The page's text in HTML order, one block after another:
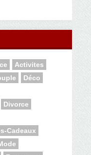
Activites
Déco
Divorce
Cadeaux